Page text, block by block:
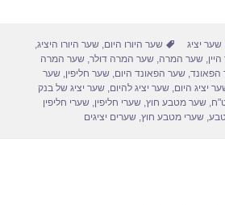
מחבר
שער יציג תגיות
שער היורו היום,שער היורו היציג,
,שער המרה,שער המרה דולר,שער המרה
הפאונד,שער הפאונד היום,שער חליפין,שער
יציג היום,שער יציג להיום,שער יציג של בנק
,שער מטבע חוץ,שערי חליפין,שערי חליפין
,שערי מטבע חוץ,שערים יציגים